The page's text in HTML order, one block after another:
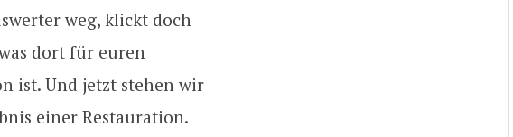
weg, klickt doch
dort für euren
ist. Und jetzt stehen wir
einer Restauration.